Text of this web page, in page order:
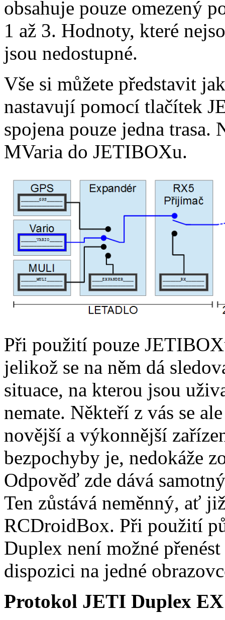
obsahuje pouze omezený
1 až 3. Hodnoty, které
jsou nedostupné.
Vše si můžete představit
nastavují pomocí tlačítek
spojena pouze jedna trasa.
MVaria do JETIBOXu.
Při použití pouze
jelikož se na něm dá
situace, na kterou jsou
nemate. Někteří z vás se
novější a výkonnější
bezpochyby je, nedokáže
Odpověď zde dává
Ten zůstává neměnný, ať
RCDroidBox. Při použití
Duplex není možné
dispozici na jedné
Protokol JETI Duplex EX